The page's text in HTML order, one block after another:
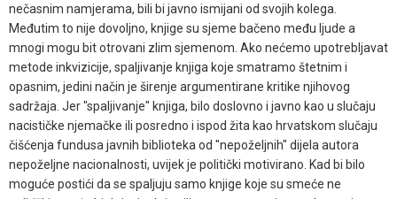
nečasnim namjerama, bili bi javno ismijani od svojih kolega.
Međutim to nije dovoljno, knjige su sjeme bačeno među ljude a
mnogi mogu bit otrovani zlim sjemenom. Ako nećemo upotrebljavat
metode inkvizicije, spaljivanje knjiga koje smatramo štetnim i
opasnim, jedini način je širenje argumentirane kritike njihovog
sadržaja. Jer "spaljivanje" knjiga, bilo doslovno i javno kao u slučaju
nacističke njemačke ili posredno i ispod žita kao hrvatskom slučaju
čišćenja fundusa javnih biblioteka od "nepoželjnih" dijela autora
nepoželjne nacionalnosti, uvijek je politički motivirano. Kad bi bilo
moguće postići da se spaljuju samo knjige koje su smeće ne